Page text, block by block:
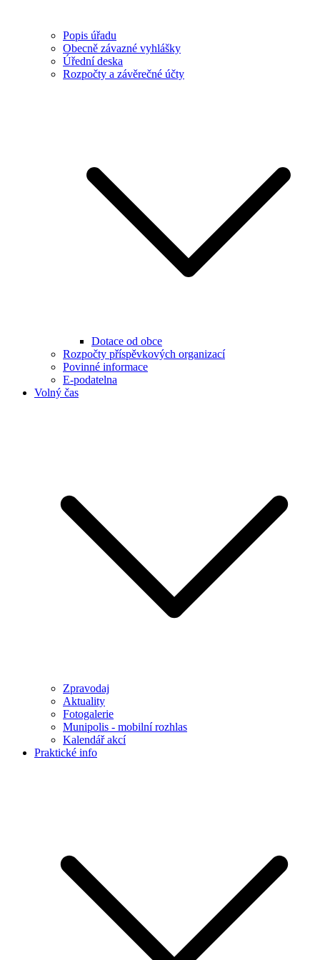
Popis úřadu
Obecně závazné vyhlášky
Úřední deska
Rozpočty a závěrečné účty
Dotace od obce
Rozpočty příspěvkových organizací
Povinné informace
E-podatelna
Volný čas
Zpravodaj
Aktuality
Fotogalerie
Munipolis - mobilní rozhlas
Kalendář akcí
Praktické info